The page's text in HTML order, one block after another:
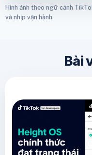
Hình ảnh theo ngữ cảnh
và nhịp vận hành.
Bài